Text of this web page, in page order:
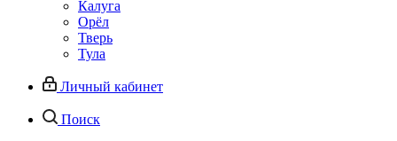
Калуга
Орёл
Тверь
Тула
Личный кабинет
Поиск